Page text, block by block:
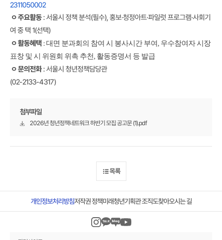
2311050002
ㅇ 주요활동: 서울시 정책 분석(필수), 홍보·청정아트·파일럿 프로그램·사회기
여 중 택 1(선택)
ㅇ 활동혜택: 대면 분과회의 참여 시 봉사시간 부여, 우수참여자 시장
표창 및 시 위원회 위촉 추천, 활동증명서 등 발급
ㅇ 문의전화: 서울시 청년정책담당관
(02-2133-4317)
첨부파일
2026년 청년정책네트워크 하반기 모집 공고문 (1).pdf
목록
개인정보처리방침저작권 정책미래청년기획관 조직도찾아오시는 길